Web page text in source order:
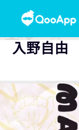
入野自由